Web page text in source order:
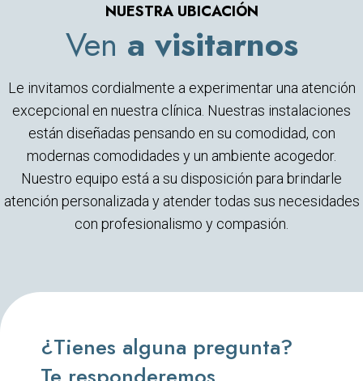
NUESTRA UBICACIÓN
Ven a visitarnos
Le invitamos cordialmente a experimentar una atención
excepcional en nuestra clínica. Nuestras instalaciones
están diseñadas pensando en su comodidad, con
modernas comodidades y un ambiente acogedor.
Nuestro equipo está a su disposición para brindarle
atención personalizada y atender todas sus necesidades
con profesionalismo y compasión.
¿Tienes alguna pregunta?